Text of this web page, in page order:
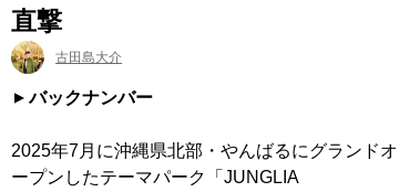
直撃
古田島大介
バックナンバー
2025年7月に沖縄県北部・やんばるにグランドオ
ープンしたテーマパーク「JUNGLIA